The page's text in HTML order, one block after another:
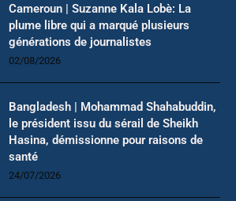
Cameroun | Suzanne Kala Lobè: La
plume libre qui a marqué plusieurs
générations de journalistes
02/08/2026
Bangladesh | Mohammad Shahabuddin,
le président issu du sérail de Sheikh
Hasina, démissionne pour raisons de
santé
24/07/2026